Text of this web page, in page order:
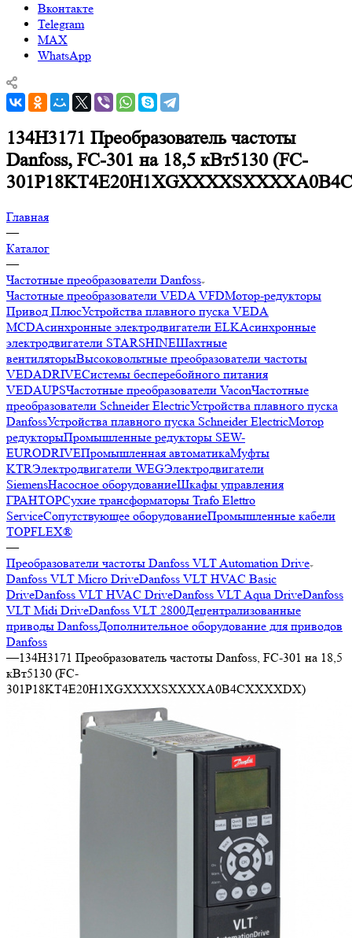
Вконтакте
Telegram
MAX
WhatsApp
134H3171 Преобразователь частоты
Danfoss, FC-301 на 18,5 кВт5130 (FC-
Главная
—
Каталог
—
Частотные преобразователи Danfoss
Частотные преобразователи VEDA VFDМотор-редукторы
Привод ПлюсУстройства плавного пуска VEDA
MCDАсинхронные электродвигатели ELKАсинхронные
электродвигатели STARSHINEШахтные
вентиляторыВысоковольтные преобразователи частоты
VEDADRIVEСистемы бесперебойного питания
VEDAUPSЧастотные преобразователи VaconЧастотные
преобразователи Schneider ElectricУстройства плавного пуска
DanfossУстройства плавного пуска Schneider ElectricМотор
редукторыПромышленные редукторы SEW-
EURODRIVEПромышленная автоматикаМуфты
KTRЭлектродвигатели WEGЭлектродвигатели
SiemensНасосное оборудованиеШкафы управления
ГРАНТОРСухие трансформаторы Trafo Elettro
ServiceСопутствующее оборудованиеПромышленные кабели
TOPFLEX®
—
Преобразователи частоты Danfoss VLT Automation Drive
Danfoss VLT Micro DriveDanfoss VLT HVAC Basic
DriveDanfoss VLT HVAC DriveDanfoss VLT Aqua DriveDanfoss
VLT Midi DriveDanfoss VLT 2800Децентрализованные
приводы DanfossДополнительное оборудование для приводов
Danfoss
—134H3171 Преобразователь частоты Danfoss, FC-301 на 18,5
кВт5130 (FC-
301P18KT4E20H1XGXXXXSXXXXA0B4CXXXXDX)